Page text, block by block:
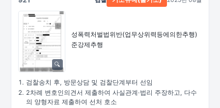
성폭력처벌법위반(업무상위력등에의한추행)
준강제추행
검찰송치 후, 방문상담 및 검찰단계부터 선임
2차례 변호인의견서 제출하여 사실관계·법리 주장하고, 다수
의 양형자료 제출하여 선처 호소